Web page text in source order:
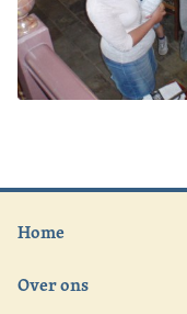
Home
Over ons